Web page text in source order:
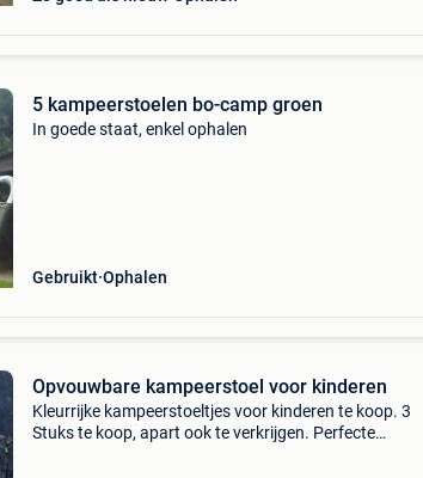
5 kampeerstoelen bo-camp groen
In goede staat, enkel ophalen
Gebruikt Ophalen
Opvouwbare kampeerstoel voor kinderen
Kleurrijke kampeerstoeltjes voor kinderen te koop. 3
Stuks te koop, apart ook te verkrijgen. Perfecte